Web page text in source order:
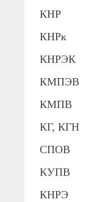
КНР
КНРк
КНРЭК
КМПЭВ
КМПВ
КГ, КГН
СПОВ
КУПВ
КНРЭ